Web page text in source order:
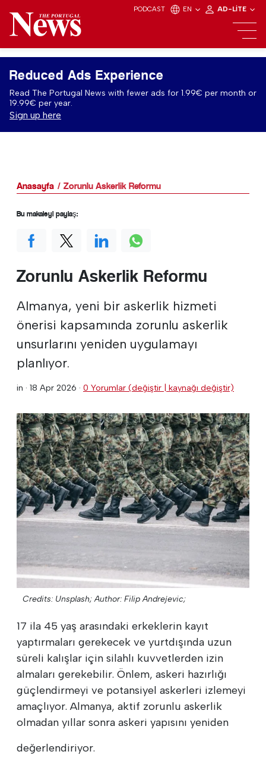
PODCAST EN AD-LITE
Reduced Ads Experience
Read The Portugal News with fewer ads for 1.99€ per month or
19.99€ per year.
Sign up here
Anasayfa Zorunlu Askerlik Reformu
Zorunlu Askerlik Reformu
Almanya, yeni bir askerlik hizmeti
önerisi kapsamında zorunlu askerlik
unsurlarını yeniden uygulamayı
planlıyor.
in · 18 Apr 2026 · 0 Yorumlar (değiştir | kaynağı değiştir)
Credits: Unsplash; Author: Filip Andrejevic;
17 ila 45 yaş arasındaki erkeklerin kayıt
yaptırmaları gerekecek ve yurtdışında uzun
süreli kalışlar için silahlı kuvvetlerden izin
almaları gerekebilir. Önlem, askeri hazırlığı
güçlendirmeyi ve potansiyel askerleri izlemeyi
amaçlıyor. Almanya, aktif zorunlu askerlik
olmadan yıllar sonra askeri yapısını yeniden
değerlendiriyor.
Bu makaleyi paylaş: